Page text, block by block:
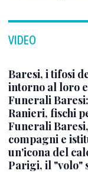
VIDEO
Baresi, i tifosi
intorno al loro
Funerali
Ranieri, fischi
Funerali
compagni e
un'icona del
Parigi, il "volo"